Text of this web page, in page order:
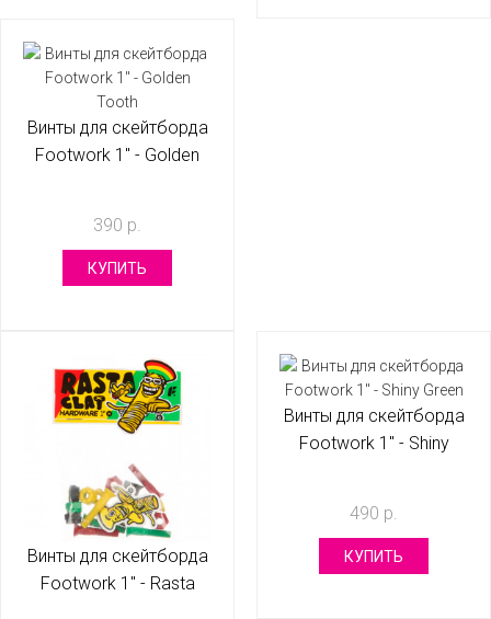
Винты для скейтборда
Footwork 1" - Golden
390 р.
КУПИТЬ
Винты для скейтборда
Footwork 1" - Rasta
Винты для скейтборда
Footwork 1" - Shiny
490 р.
КУПИТЬ